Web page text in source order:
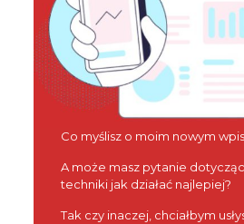
Co myślisz o moim nowym
A może masz pytanie
techniki jak działać najlepiej?
Tak czy inaczej, chciałbym
Name
Email
WYŚLIJ